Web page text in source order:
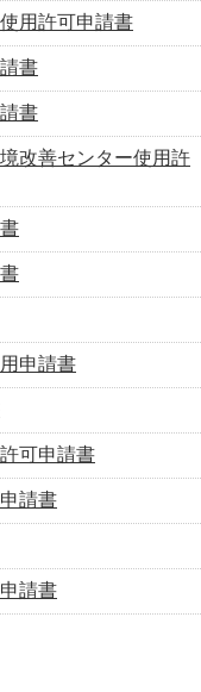
用許可申請書
書
書
改善センター使用許
申請書
可申請書
請書
請書